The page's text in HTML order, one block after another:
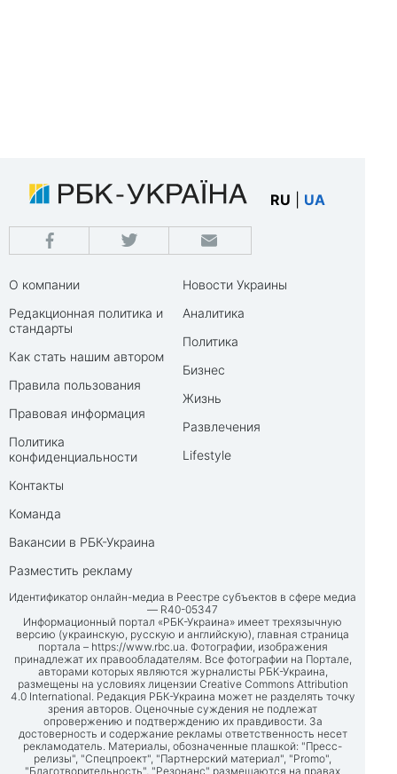
RU UA
О компании
Редакционная политика и
стандарты
Как стать нашим автором
Правила пользования
Правовая информация
Политика
конфиденциальности
Контакты
Команда
Вакансии в РБК-Украина
Разместить рекламу
Новости Украины
Аналитика
Политика
Бизнес
Жизнь
Развлечения
Lifestyle
Идентификатор онлайн-медиа в Реестре субъектов в сфере медиа
— R40-05347
Информационный портал «РБК-Украина» имеет трехязычную
версию (украинскую, русскую и английскую), главная страница
портала – https://www.rbc.ua. Фотографии, изображения
принадлежат их правообладателям. Все фотографии на Портале,
авторами которых являются журналисты РБК-Украина,
размещены на условиях лицензии Creative Commons Attribution
4.0 International. Редакция РБК-Украина может не разделять точку
зрения авторов. Оценочные суждения не подлежат
опровержению и подтверждению их правдивости. За
достоверность и содержание рекламы ответственность несет
рекламодатель. Материалы, обозначенные плашкой: "Пресс-
релизы", "Спецпроект", "Партнерский материал", "Promo",
"Благотворительность", "Резонанс" размещаются на правах